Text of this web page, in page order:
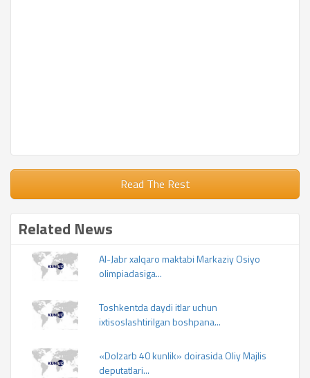
Read The Rest
Related News
Al-Jabr xalqaro maktabi Markaziy Osiyo
olimpiadasiga...
Toshkentda daydi itlar uchun
ixtisoslashtirilgan boshpana...
«Dolzarb 40 kunlik» doirasida Oliy Majlis
deputatlari...